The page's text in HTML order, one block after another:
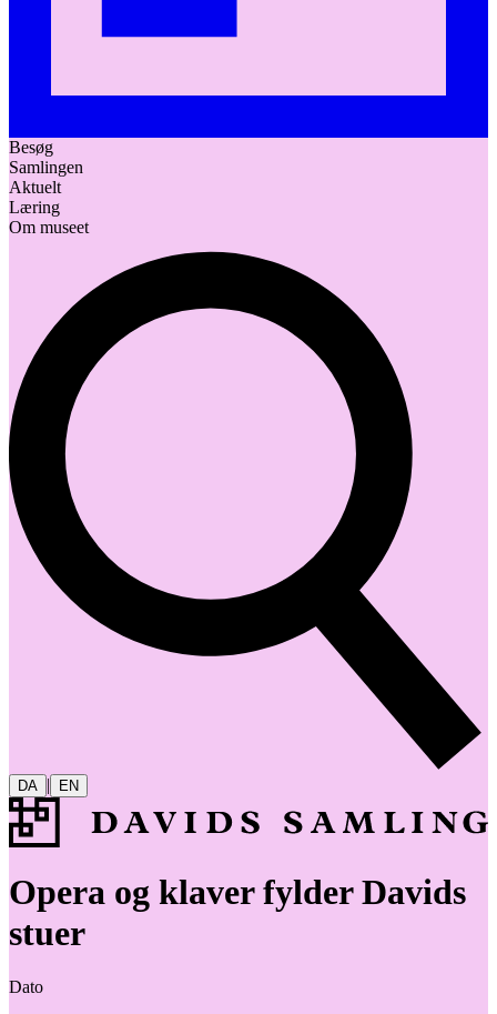
Besøg
Samlingen
Aktuelt
Læring
Om museet
DA | EN
Opera og klaver fylder Davids
stuer
Dato